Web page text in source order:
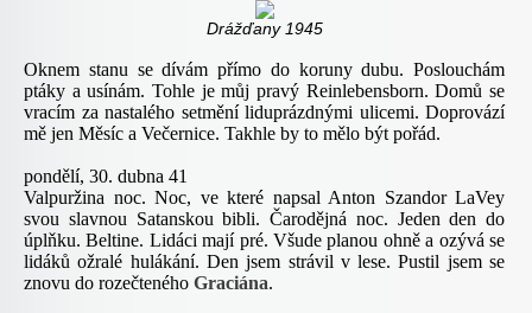
Drážďany 1945
Oknem stanu se dívám přímo do koruny dubu. Poslouchám
ptáky a usínám. Tohle je můj pravý Reinlebensborn. Domů se
vracím za nastalého setmění liduprázdnými ulicemi. Doprovází
mě jen Měsíc a Večernice. Takhle by to mělo být pořád.
pondělí, 30. dubna 41
Valpuržina noc. Noc, ve které napsal Anton Szandor LaVey
svou slavnou Satanskou bibli. Čarodějná noc. Jeden den do
úplňku. Beltine. Lidáci mají pré. Všude planou ohně a ozývá se
lidáků ožralé hulákání. Den jsem strávil v lese. Pustil jsem se
znovu do rozečteného Graciána.